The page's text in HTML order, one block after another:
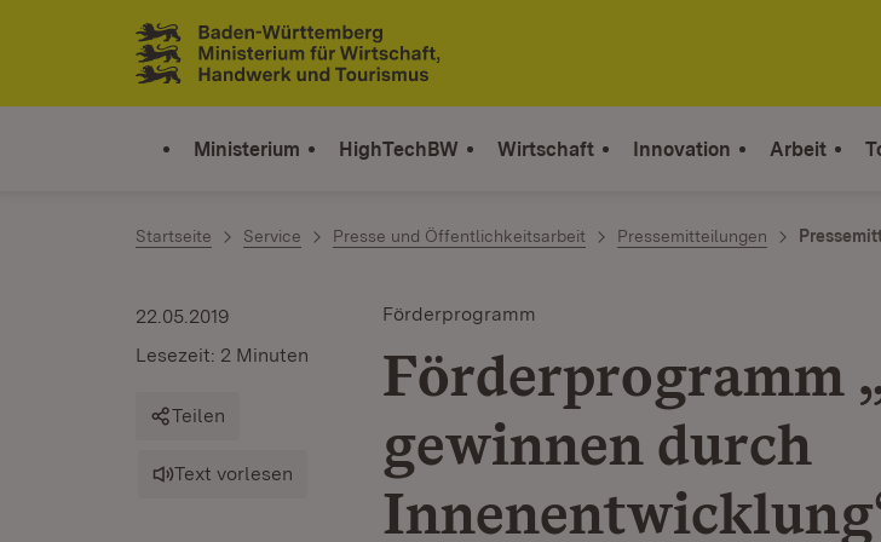
Zum Inhalt springen
Link zur Startseite
Ministerium HighTechBW Wirtschaft Innovation Arbeit
Startseite Service Presse und Öffentlichkeitsarbeit Pressemitteilungen
Förderprogramm
Förderprogramm
gewinnen durch
22.05.2019
Lesezeit: 2 Minuten
Teilen
Text vorlesen